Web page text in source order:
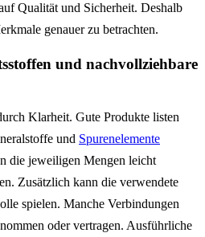
Qualität und Sicherheit. Deshalb
genauer zu betrachten.
und nachvollziehbare
Klarheit. Gute Produkte listen
und Spurenelemente
die jeweiligen Mengen leicht
Zusätzlich kann die verwendete
spielen. Manche Verbindungen
oder vertragen. Ausführliche